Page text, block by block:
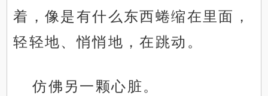
着，像是有什么东西蜷缩在里面，
轻轻地、悄悄地，在跳动。
仿佛另一颗心脏。